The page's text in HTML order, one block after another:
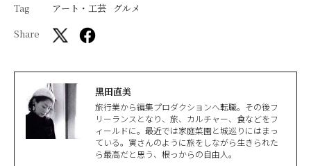
Tag アート・工芸
グルメ
Share
黒田直美
旅行業から編集プロダクションへ転職。その後フ
リーランスとなり、旅、カルチャー、食などをフ
ィールドに。最近では家庭菜園と城巡りにはまっ
ている。寅さんのように旅をしながら生きられた
ら最高だと思う、根っからの自由人。